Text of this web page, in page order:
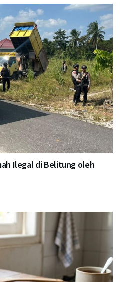
Ilegal di Belitung oleh